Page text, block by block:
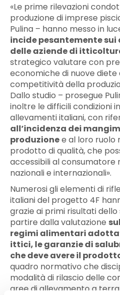
«Le prime rilevazioni
produzione di imprese
Pulina – hanno messo in
incide pesantemente
delle aziende di
strategico valutare con
economiche di nuove
competitività della
Dallo studio – prosegue
inoltre le difficili condizioni
allevamenti italiani, con
all’incidenza dei
produzionee al loro ruolo
prodotto di qualità, che
accessibili al consumatore
nazionali e internazionali».
Numerosi gli elementi di
italiani del progetto 4F
grazie ai primi risultati
partire dalla valutazione
regimi alimentari
ittici, le garanzie di
che deve avere il
quadro normativo che
modalità di rilascio delle
aree di allevamento a terra